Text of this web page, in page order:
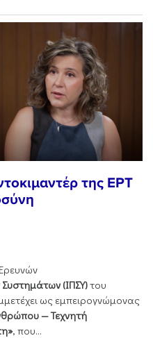
της ΕΡΤ
(ΙΠΣΥ)του
ως εμπειρογνώμονας
— Τεχνητή
, που...